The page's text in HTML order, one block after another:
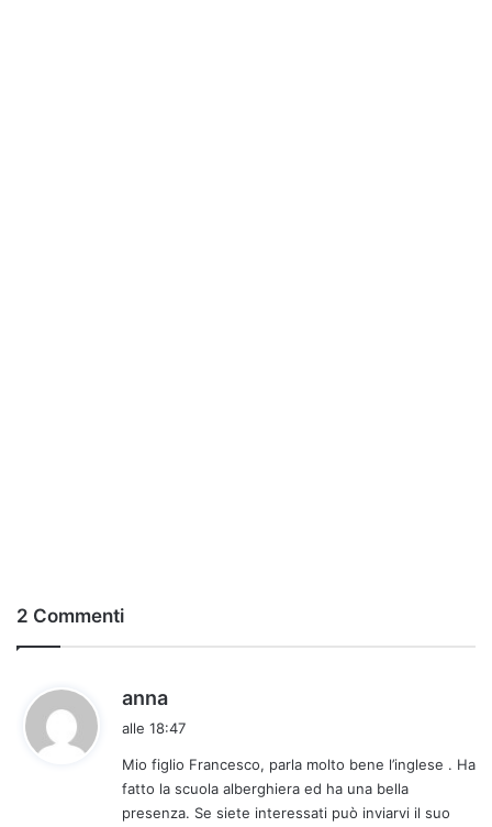
2 Commenti
anna
a
e
t
t
alle 18:47
Mio figlio Francesco, parla molto bene l’inglese . Ha
fatto la scuola alberghiera ed ha una bella
presenza. Se siete interessati può inviarvi il suo